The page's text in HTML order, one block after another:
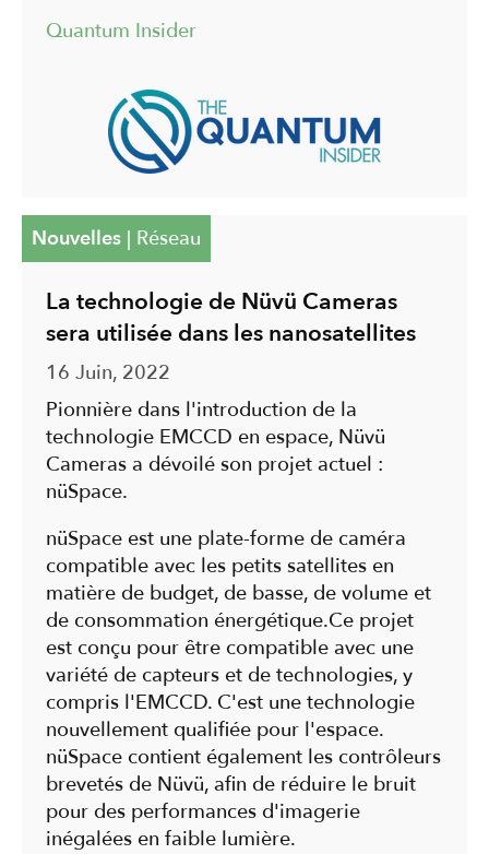
Quantum Insider
Nouvelles| Réseau
La technologie de Nüvü Cameras
sera utilisée dans les nanosatellites
16 Juin, 2022
Pionnière dans l'introduction de la
technologie E⁣M⁣C⁣C⁣D⁣ en espace, Nüvü
Cameras a dévoilé son projet actuel :
nüSpace.
nüSpace est une plate-forme de caméra
compatible avec les petits satellites en
matière de budget, de basse, de volume et
de consommation énergétique.Ce projet
est conçu pour être compatible avec une
variété de capteurs et de technologies, y
compris l'EM⁣C⁣C⁣D⁣. C'est une technologie
nouvellement qualifiée pour l'espace.
nüSpace contient également les contrôleurs
brevetés de Nüvü, afin de réduire le bruit
pour des performances d'imagerie
inégalées en faible lumière.